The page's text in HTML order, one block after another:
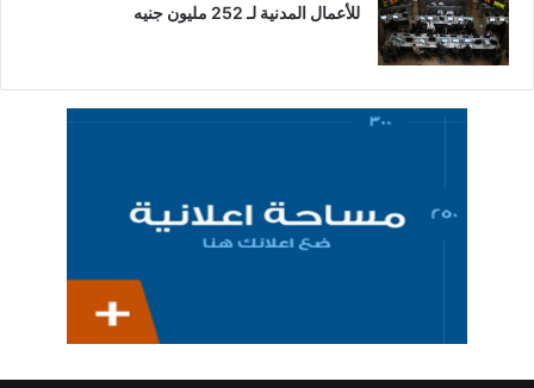
للأعمال المدنية لـ 252 مليون جنيه